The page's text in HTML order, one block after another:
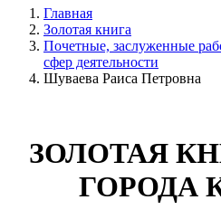
Главная
Золотая книга
Почетные, заслуженные
сфер деятельности
Шуваева Раиса Петровна
ЗОЛОТАЯ
ГОРОДА